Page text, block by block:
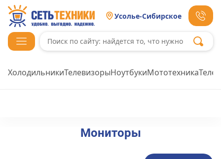
Усолье-Сибирское
ХолодильникиТелевизорыНоутбукиМототехника
Мониторы